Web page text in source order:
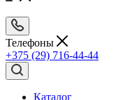
Телефоны
+375 (29) 716-44-44
Каталог